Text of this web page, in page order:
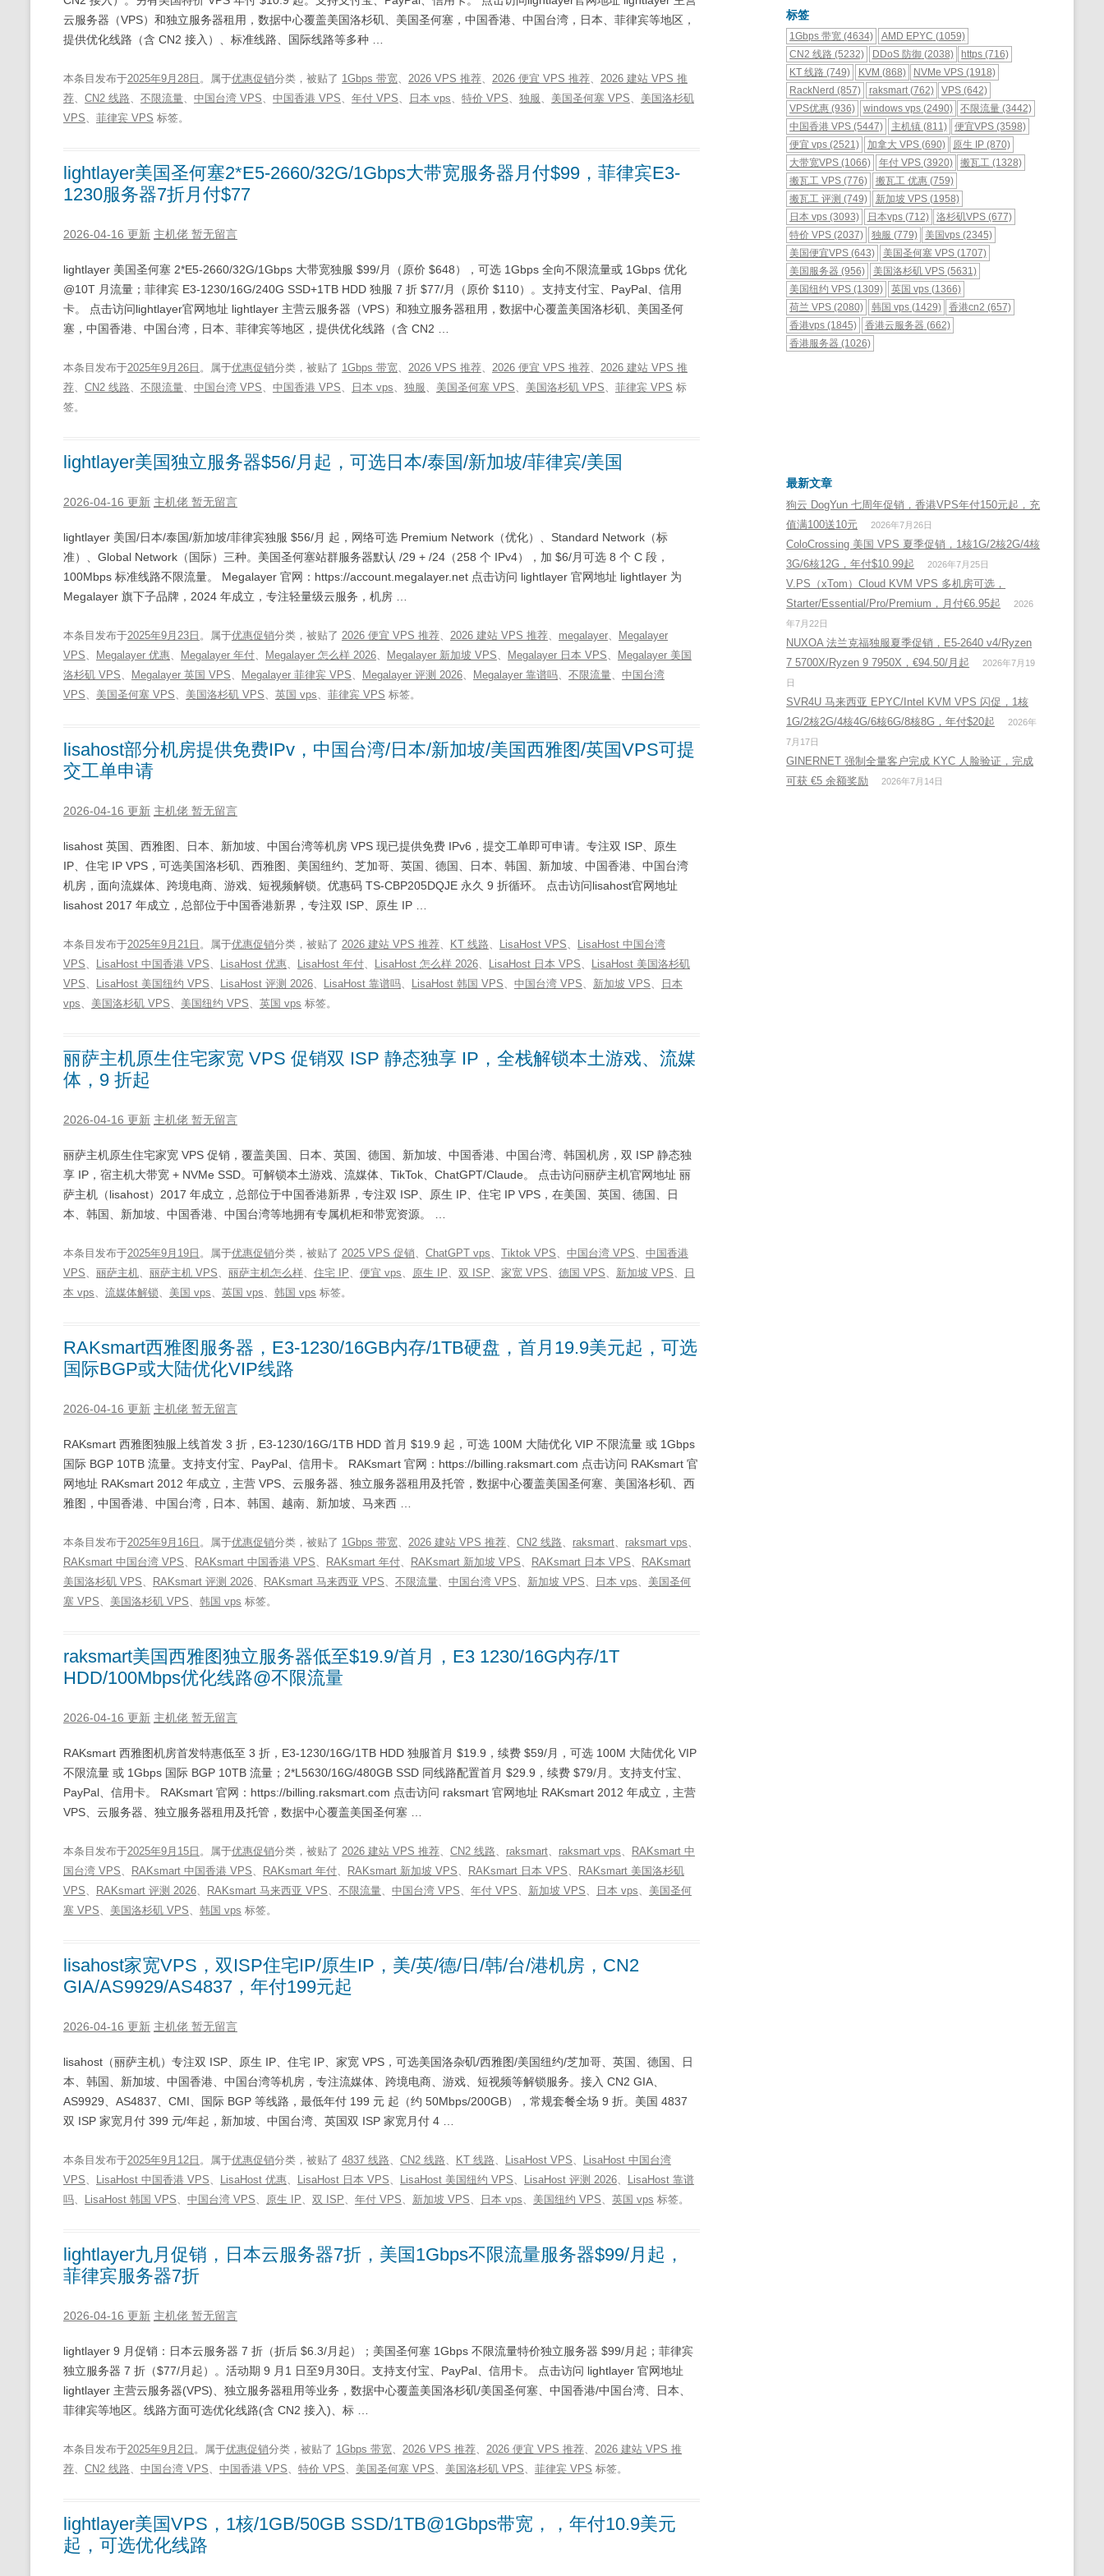
云服务器（VPS）和独立服务器租用，数据中心覆盖美国洛杉矶、美国圣何塞，中国香港、中国台湾，日本、菲律宾等地区，
提供优化线路（含 CN2 接入）、标准线路、国际线路等多种 …
本条目发布于2025年9月28日 。属于优惠促销分类，被贴了 1Gbps 带宽、 2026 VPS 推荐、 2026 便宜 VPS 推荐、 2026 建站 VPS 推
荐、 CN2 线路、 不限流量、 中国台湾 VPS、 中国香港 VPS、 年付 VPS、 日本 vps、 特价 VPS、 独服、 美国圣何塞 VPS、 美国洛杉矶
VPS、 菲律宾 VPS 标签。
lightlayer美国圣何塞2*E5-2660/32G/1Gbps大带宽服务器月付$99，菲律宾E3-
1230服务器7折月付$77
2026-04-16 更新 主机佬 暂无留言
lightlayer 美国圣何塞 2*E5-2660/32G/1Gbps 大带宽独服 $99/月（原价 $648），可选 1Gbps 全向不限流量或 1Gbps 优化
@10T 月流量；菲律宾 E3-1230/16G/240G SSD+1TB HDD 独服 7 折 $77/月（原价 $110）。支持支付宝、PayPal、信用
卡。 点击访问lightlayer官网地址 lightlayer 主营云服务器（VPS）和独立服务器租用，数据中心覆盖美国洛杉矶、美国圣何
塞，中国香港、中国台湾，日本、菲律宾等地区，提供优化线路（含 CN2 …
本条目发布于2025年9月26日 。属于优惠促销分类，被贴了 1Gbps 带宽、 2026 VPS 推荐、 2026 便宜 VPS 推荐、 2026 建站 VPS 推
荐、 CN2 线路、 不限流量、 中国台湾 VPS、 中国香港 VPS、 日本 vps、 独服、 美国圣何塞 VPS、 美国洛杉矶 VPS、 菲律宾 VPS 标
签。
lightlayer美国独立服务器$56/月起，可选日本/泰国/新加坡/菲律宾/美国
2026-04-16 更新 主机佬 暂无留言
lightlayer 美国/日本/泰国/新加坡/菲律宾独服 $56/月 起，网络可选 Premium Network（优化）、Standard Network（标
准）、Global Network（国际）三种。美国圣何塞站群服务器默认 /29 + /24（258 个 IPv4），加 $6/月可选 8 个 C 段，
100Mbps 标准线路不限流量。 Megalayer 官网：https://account.megalayer.net 点击访问 lightlayer 官网地址 lightlayer 为
Megalayer 旗下子品牌，2024 年成立，专注轻量级云服务，机房 …
本条目发布于2025年9月23日 。属于优惠促销分类，被贴了 2026 便宜 VPS 推荐、 2026 建站 VPS 推荐、 megalayer、
Megalayer
VPS、 Megalayer 优惠、 Megalayer 年付、 Megalayer 怎么样 2026、 Megalayer 新加坡 VPS、 Megalayer 日本 VPS、
Megalayer 美国
洛杉矶 VPS、 Megalayer 英国 VPS、 Megalayer 菲律宾 VPS、 Megalayer 评测 2026、 Megalayer 靠谱吗、 不限流量、 中国台湾
VPS、 美国圣何塞 VPS、 美国洛杉矶 VPS、 英国 vps、 菲律宾 VPS 标签。
lisahost部分机房提供免费IPv，中国台湾/日本/新加坡/美国西雅图/英国VPS可提
交工单申请
2026-04-16 更新 主机佬 暂无留言
lisahost 英国、西雅图、日本、新加坡、中国台湾等机房 VPS 现已提供免费 IPv6，提交工单即可申请。专注双 ISP、原生
IP、住宅 IP VPS，可选美国洛杉矶、西雅图、美国纽约、芝加哥、英国、德国、日本、韩国、新加坡、中国香港、中国台湾
机房，面向流媒体、跨境电商、游戏、短视频解锁。优惠码 TS-CBP205DQJE 永久 9 折循环。 点击访问lisahost官网地址
lisahost 2017 年成立，总部位于中国香港新界，专注双 ISP、原生 IP …
本条目发布于2025年9月21日 。属于优惠促销分类，被贴了 2026 建站 VPS 推荐、 KT 线路、 LisaHost VPS、
LisaHost 中国台湾
VPS、 LisaHost 中国香港 VPS、 LisaHost 优惠、 LisaHost 年付、 LisaHost 怎么样 2026、 LisaHost 日本 VPS、
LisaHost 美国洛杉矶
VPS、 LisaHost 美国纽约 VPS、 LisaHost 评测 2026、 LisaHost 靠谱吗、 LisaHost 韩国 VPS、 中国台湾 VPS、 新加坡 VPS、
日本
vps、 美国洛杉矶 VPS、 美国纽约 VPS、 英国 vps 标签。
丽萨主机原生住宅家宽 VPS 促销双 ISP 静态独享 IP，全栈解锁本土游戏、流媒
体，9 折起
2026-04-16 更新 主机佬 暂无留言
丽萨主机原生住宅家宽 VPS 促销，覆盖美国、日本、英国、德国、新加坡、中国香港、中国台湾、韩国机房，双 ISP 静态独
享 IP，宿主机大带宽 + NVMe SSD。可解锁本土游戏、流媒体、TikTok、ChatGPT/Claude。 点击访问丽萨主机官网地址 丽
萨主机（lisahost）2017 年成立，总部位于中国香港新界，专注双 ISP、原生 IP、住宅 IP VPS，在美国、英国、德国、日
本、韩国、新加坡、中国香港、中国台湾等地拥有专属机柜和带宽资源。 …
本条目发布于2025年9月19日 。属于优惠促销分类，被贴了 2025 VPS 促销、 ChatGPT vps、 Tiktok VPS、 中国台湾 VPS、 中国香港
VPS、 丽萨主机、 丽萨主机 VPS、 丽萨主机怎么样、 住宅 IP、 便宜 vps、 原生 IP、 双 ISP、 家宽 VPS、 德国 VPS、 新加坡 VPS、
日
本 vps、 流媒体解锁、 美国 vps、 英国 vps、 韩国 vps 标签。
RAKsmart西雅图服务器，E3-1230/16GB内存/1TB硬盘，首月19.9美元起，可选
国际BGP或大陆优化VIP线路
2026-04-16 更新 主机佬 暂无留言
RAKsmart 西雅图独服上线首发 3 折，E3-1230/16G/1TB HDD 首月 $19.9 起，可选 100M 大陆优化 VIP 不限流量 或 1Gbps
国际 BGP 10TB 流量。支持支付宝、PayPal、信用卡。 RAKsmart 官网：https://billing.raksmart.com 点击访问 RAKsmart 官
网地址 RAKsmart 2012 年成立，主营 VPS、云服务器、独立服务器租用及托管，数据中心覆盖美国圣何塞、美国洛杉矶、西
雅图，中国香港、中国台湾，日本、韩国、越南、新加坡、马来西 …
本条目发布于2025年9月16日 。属于优惠促销分类，被贴了 1Gbps 带宽、 2026 建站 VPS 推荐、 CN2 线路、 raksmart、 raksmart vps、
RAKsmart 中国台湾 VPS、 RAKsmart 中国香港 VPS、 RAKsmart 年付、 RAKsmart 新加坡 VPS、 RAKsmart 日本 VPS、
RAKsmart
美国洛杉矶 VPS、 RAKsmart 评测 2026、 RAKsmart 马来西亚 VPS、 不限流量、 中国台湾 VPS、 新加坡 VPS、 日本 vps、 美国圣何
塞 VPS、 美国洛杉矶 VPS、 韩国 vps 标签。
raksmart美国西雅图独立服务器低至$19.9/首月，E3 1230/16G内存/1T
HDD/100Mbps优化线路@不限流量
2026-04-16 更新 主机佬 暂无留言
RAKsmart 西雅图机房首发特惠低至 3 折，E3-1230/16G/1TB HDD 独服首月 $19.9，续费 $59/月，可选 100M 大陆优化 VIP
不限流量 或 1Gbps 国际 BGP 10TB 流量；2*L5630/16G/480GB SSD 同线路配置首月 $29.9，续费 $79/月。支持支付宝、
PayPal、信用卡。 RAKsmart 官网：https://billing.raksmart.com 点击访问 raksmart 官网地址 RAKsmart 2012 年成立，主营
VPS、云服务器、独立服务器租用及托管，数据中心覆盖美国圣何塞 …
本条目发布于2025年9月15日 。属于优惠促销分类，被贴了 2026 建站 VPS 推荐、 CN2 线路、 raksmart、 raksmart vps、
RAKsmart 中
国台湾 VPS、 RAKsmart 中国香港 VPS、 RAKsmart 年付、 RAKsmart 新加坡 VPS、 RAKsmart 日本 VPS、
RAKsmart 美国洛杉矶
VPS、 RAKsmart 评测 2026、 RAKsmart 马来西亚 VPS、 不限流量、 中国台湾 VPS、 年付 VPS、 新加坡 VPS、 日本 vps、 美国圣何
塞 VPS、 美国洛杉矶 VPS、 韩国 vps 标签。
lisahost家宽VPS，双ISP住宅IP/原生IP，美/英/德/日/韩/台/港机房，CN2
GIA/AS9929/AS4837，年付199元起
2026-04-16 更新 主机佬 暂无留言
lisahost（丽萨主机）专注双 ISP、原生 IP、住宅 IP、家宽 VPS，可选美国洛杂矶/西雅图/美国纽约/芝加哥、英国、德国、日
本、韩国、新加坡、中国香港、中国台湾等机房，专注流媒体、跨境电商、游戏、短视频等解锁服务。接入 CN2 GIA、
AS9929、AS4837、CMI、国际 BGP 等线路，最低年付 199 元 起（约 50Mbps/200GB），常规套餐全场 9 折。美国 4837
双 ISP 家宽月付 399 元/年起，新加坡、中国台湾、英国双 ISP 家宽月付 4 …
本条目发布于2025年9月12日 。属于优惠促销分类，被贴了 4837 线路、 CN2 线路、 KT 线路、 LisaHost VPS、
LisaHost 中国台湾
VPS、 LisaHost 中国香港 VPS、 LisaHost 优惠、 LisaHost 日本 VPS、 LisaHost 美国纽约 VPS、 LisaHost 评测 2026、
LisaHost 靠谱
吗、 LisaHost 韩国 VPS、 中国台湾 VPS、 原生 IP、 双 ISP、 年付 VPS、 新加坡 VPS、 日本 vps、 美国纽约 VPS、 英国 vps 标签。
lightlayer九月促销，日本云服务器7折，美国1Gbps不限流量服务器$99/月起，
菲律宾服务器7折
2026-04-16 更新 主机佬 暂无留言
lightlayer 9 月促销：日本云服务器 7 折（折后 $6.3/月起）；美国圣何塞 1Gbps 不限流量特价独立服务器 $99/月起；菲律宾
独立服务器 7 折（$77/月起）。活动期 9 月1 日至9月30日。支持支付宝、PayPal、信用卡。 点击访问 lightlayer 官网地址
lightlayer 主营云服务器(VPS)、独立服务器租用等业务，数据中心覆盖美国洛杉矶/美国圣何塞、中国香港/中国台湾、日本、
菲律宾等地区。线路方面可选优化线路(含 CN2 接入)、标 …
本条目发布于2025年9月2日 。属于优惠促销分类，被贴了 1Gbps 带宽、 2026 VPS 推荐、 2026 便宜 VPS 推荐、 2026 建站 VPS 推
荐、 CN2 线路、 中国台湾 VPS、 中国香港 VPS、 特价 VPS、 美国圣何塞 VPS、 美国洛杉矶 VPS、 菲律宾 VPS 标签。
lightlayer美国VPS，1核/1GB/50GB SSD/1TB@1Gbps带宽，，年付10.9美元
起，可选优化线路
标签
1Gbps 带宽 (4634) AMD EPYC (1059)
CN2 线路 (5232) DDoS 防御(2038) https (716)
KT 线路 (749) KVM (868) NVMe VPS (1918)
RackNerd (857) raksmart(762) VPS (642)
VPS优惠 (936) windows vps(2490) 不限流量 (3442)
中国香港 VPS (5447) 主机镇(811) 便宜VPS (3598)
便宜 vps (2521) 加拿大 VPS(690) 原生 IP (870)
大带宽VPS (1066) 年付 VPS(3920) 搬瓦工 (1328)
搬瓦工 VPS (776) 搬瓦工 优惠(759)
搬瓦工 评测 (749) 新加坡 VPS(1958)
日本 vps (3093) 日本vps(712) 洛杉矶VPS (677)
特价 VPS (2037) 独服 (779) 美国vps (2345)
美国便宜VPS (643) 美国圣何塞 VPS(1707)
美国服务器 (956) 美国洛杉矶 VPS(5631)
美国纽约 VPS (1309) 英国 vps(1366)
荷兰 VPS (2080) 韩国 vps(1429) 香港cn2 (657)
香港vps (1845) 香港云服务器 (662)
香港服务器 (1026)
最新文章
狗云 DogYun 七周年促销，香港VPS年付150元起，充
值满100送10元
2026年7月26日
ColoCrossing 美国 VPS 夏季促销，1核1G/2核2G/4核
3G/6核12G，年付$10.99起
2026年7月25日
V.PS（xTom）Cloud KVM VPS 多机房可选，
Starter/Essential/Pro/Premium，月付€6.95起
2026
年7月22日
NUXOA 法兰克福独服夏季促销，E5-2640 v4/Ryzen
7 5700X/Ryzen 9 7950X，€94.50/月起
2026年7月19
日
SVR4U 马来西亚 EPYC/Intel KVM VPS 闪促，1核
1G/2核2G/4核4G/6核6G/8核8G，年付$20起
2026年
7月17日
GINERNET 强制全量客户完成 KYC 人脸验证，完成
可获 €5 余额奖励
2026年7月14日